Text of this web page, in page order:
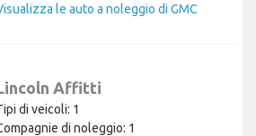
le auto a noleggio di GMC
Affitti
di veicoli: 1
di noleggio: 1